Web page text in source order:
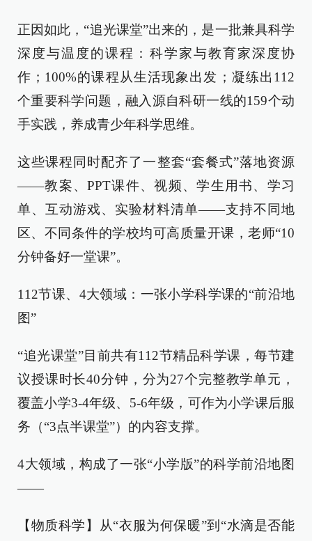
正因如此，“追光课堂”出来的，是一批兼具科学
深度与温度的课程：科学家与教育家深度协
作；100%的课程从生活现象出发；凝练出112
个重要科学问题，融入源自科研一线的159个动
手实践，养成青少年科学思维。
这些课程同时配齐了一整套“套餐式”落地资源
——教案、PPT课件、视频、学生用书、学习
单、互动游戏、实验材料清单——支持不同地
区、不同条件的学校均可高质量开课，老师“10
分钟备好一堂课”。
112节课、4大领域：一张小学科学课的“前沿地
图”
“追光课堂”目前共有112节精品科学课，每节建
议授课时长40分钟，分为27个完整教学单元，
覆盖小学3-4年级、5-6年级，可作为小学课后服
务（“3点半课堂”）的内容支撑。
4大领域，构成了一张“小学版”的科学前沿地图
——
【物质科学】从“衣服为何保暖”到“水滴是否能